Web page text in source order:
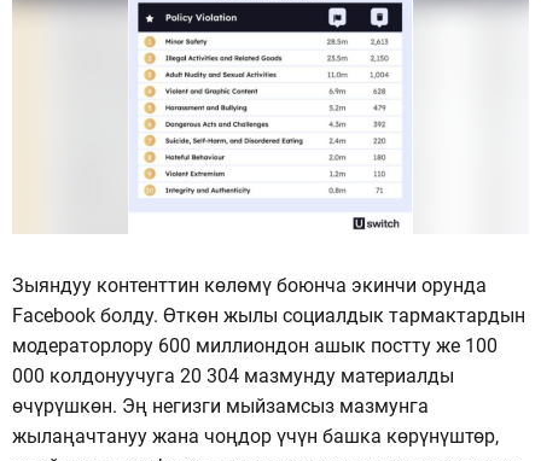
Зыяндуу контенттин көлөмү боюнча экинчи орунда
Facebook болду. Өткөн жылы социалдык тармактардын
модераторлору 600 миллиондон ашык постту же 100
000 колдонуучуга 20 304 мазмунду материалды
өчүрүшкөн. Эң негизги мыйзамсыз мазмунга
жылаңачтануу жана чоңдор үчүн башка көрүнүштөр,